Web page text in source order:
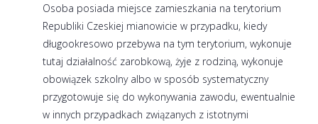
Osoba posiada miejsce zamieszkania na terytorium
Republiki Czeskiej mianowicie w przypadku, kiedy
długookresowo przebywa na tym terytorium, wykonuje
tutaj działalność zarobkową, żyje z rodziną, wykonuje
obowiązek szkolny albo w sposób systematyczny
przygotowuje się do wykonywania zawodu, ewentualnie
w innych przypadkach związanych z istotnymi